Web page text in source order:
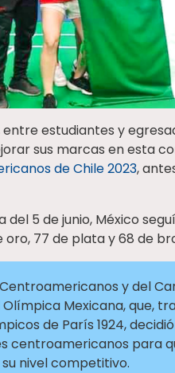
entre estudiantes y
sus marcas en esta
de Chile 2023,
del 5 de junio, México
oro, 77 de plata y 68 de
y del
Olímpica Mexicana, que,
de París 1924,
centroamericanos para
nivel competitivo.